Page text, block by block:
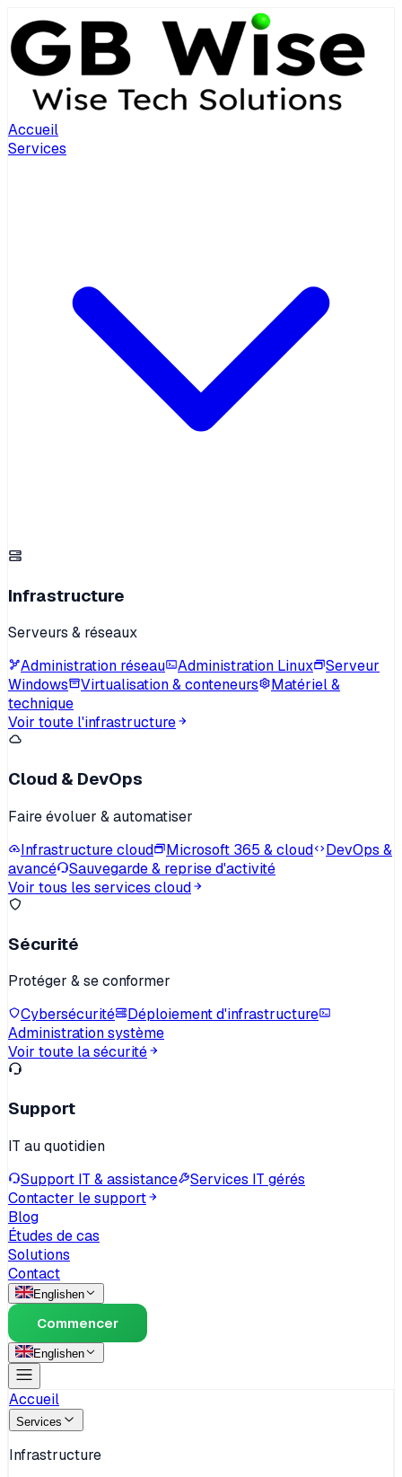
Accueil
Services
Infrastructure
Serveurs & réseaux
Administration réseau
Administration Linux
Serveur
Windows
Virtualisation & conteneurs
Matériel &
technique
Voir toute l'infrastructure
Cloud & DevOps
Faire évoluer & automatiser
Infrastructure cloud
Microsoft 365 & cloud
DevOps &
avancé
Sauvegarde & reprise d'activité
Voir tous les services cloud
Sécurité
Protéger & se conformer
Cybersécurité
Déploiement d'infrastructure
Administration système
Voir toute la sécurité
Support
IT au quotidien
Support IT & assistance
Services IT gérés
Contacter le support
Blog
Études de cas
Solutions
Contact
Englishen
Commencer
Englishen
Accueil
Services
Infrastructure